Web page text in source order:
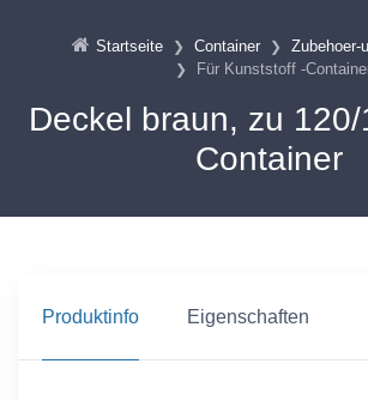
Startseite Container
Zubehoer-
Für Kunststoff -
Deckel braun, zu
Container
Produktinfo Eigenschaften